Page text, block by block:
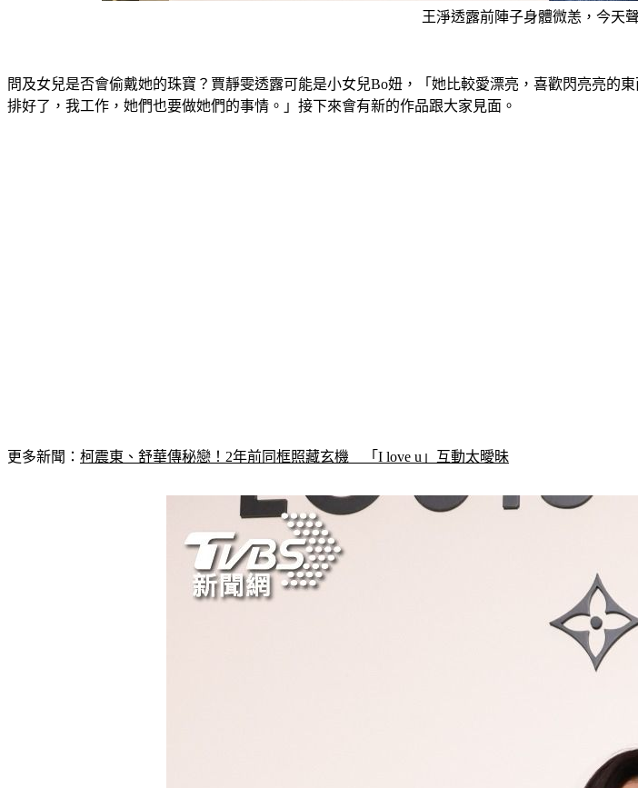
王淨透露前陣子身體微恙，今天
問及女兒是否會偷戴她的珠寶？賈靜雯透露可能是小女兒Bo妞，「她比較愛漂亮，喜歡閃亮亮
排好了，我工作，她們也要做她們的事情。」接下來會有新的作品跟大家見面。
更多新聞： 柯震東、舒華傳秘戀！2年前同框照藏玄機　「I love u」互動太曖昧